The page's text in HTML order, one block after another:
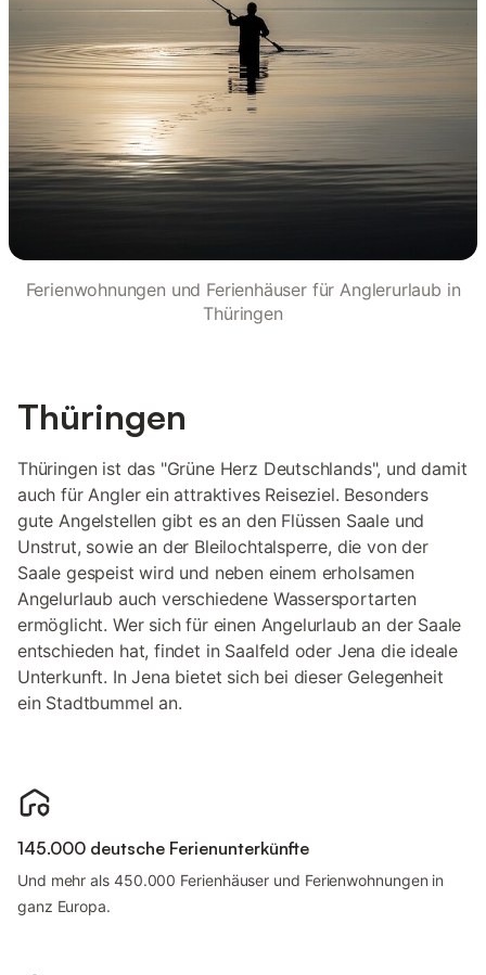
Ferienwohnungen und Ferienhäuser für Anglerurlaub in
Thüringen
Thüringen
Thüringen ist das "Grüne Herz Deutschlands", und damit
auch für Angler ein attraktives Reiseziel. Besonders
gute Angelstellen gibt es an den Flüssen Saale und
Unstrut, sowie an der Bleilochtalsperre, die von der
Saale gespeist wird und neben einem erholsamen
Angelurlaub auch verschiedene Wassersportarten
ermöglicht. Wer sich für einen Angelurlaub an der Saale
entschieden hat, findet in Saalfeld oder Jena die ideale
Unterkunft. In Jena bietet sich bei dieser Gelegenheit
ein Stadtbummel an.
145.000 deutsche Ferienunterkünfte
Und mehr als 450.000 Ferienhäuser und Ferienwohnungen in
ganz Europa.